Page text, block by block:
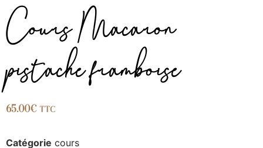
Cours Macaron
pistache framboise
65.00€ TTC
Catégorie cours